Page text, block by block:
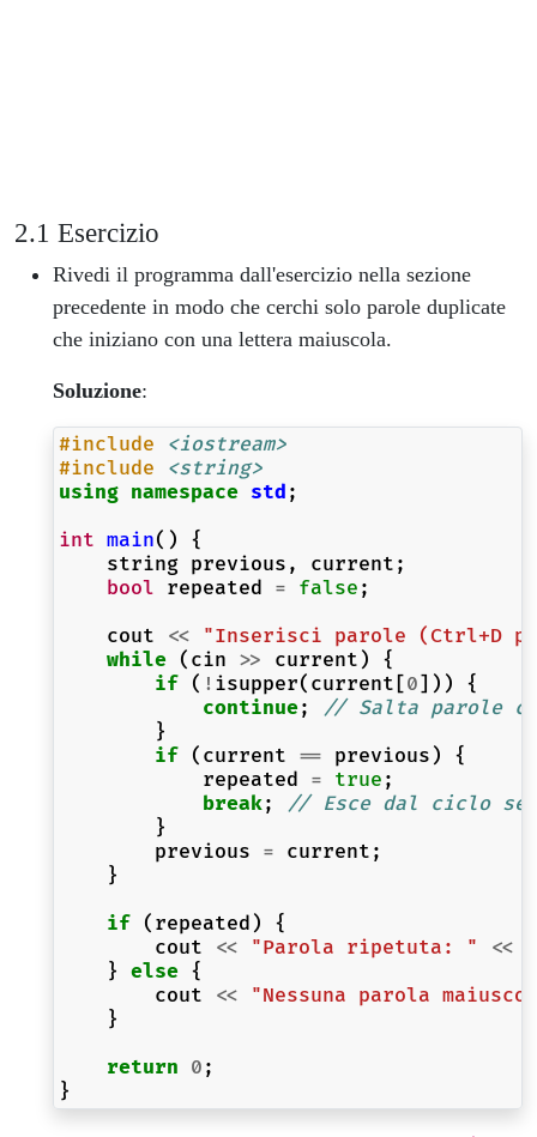
Esercizio
Rivedi il programma dall'esercizio nella sezione
precedente in modo che cerchi solo parole duplicate
che iniziano con una lettera maiuscola.
Soluzione:
#include
<iostream>
#include
<string>
using namespace std ;
int main()
{
string previous , current ;
bool repeated = false ;
cout
<<
"Inserisci parole (Ctrl+D
while ( cin >> current )
{
if ( ! isupper( current [0]))
{
continue;
// Salta parole
}
if ( current == previous )
{
repeated = true ;
break;
// Esce dal ciclo
}
previous = current ;
}
if ( repeated )
{
cout
<< "Parola ripetuta: " <<
} else {
cout
<<
"Nessuna parola
}
return 0 ;
}